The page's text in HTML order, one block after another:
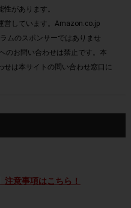
性があります。
営しています。Amazon.co.jp
ムのスポンサーではありませ
のお問い合わせは禁止です。本
せは本サイトの問い合わせ窓口に
注意事項はこちら！